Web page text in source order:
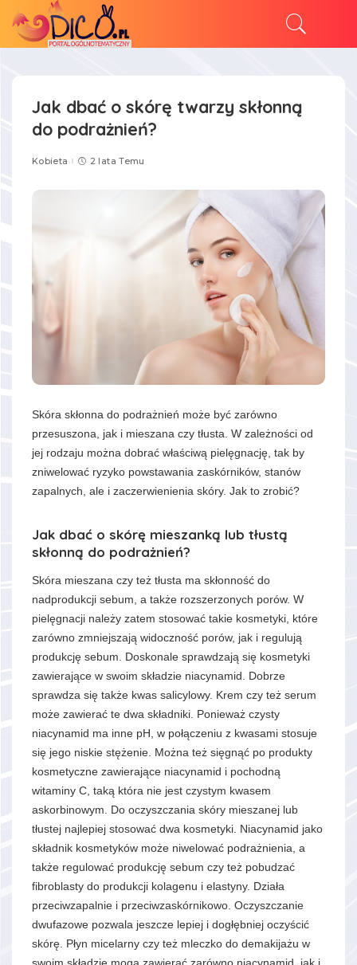
Jak dbać o skórę twarzy skłonną
do podrażnień?
Kobieta 2 lata Temu
Skóra skłonna do podrażnień może być zarówno
przesuszona, jak i mieszana czy tłusta. W zależności od
jej rodzaju można dobrać właściwą pielęgnację, tak by
zniwelować ryzyko powstawania zaskórników, stanów
zapalnych, ale i zaczerwienienia skóry. Jak to zrobić?
Jak dbać o skórę mieszanką lub tłustą
skłonną do podrażnień?
Skóra mieszana czy też tłusta ma skłonność do
nadprodukcji sebum, a także rozszerzonych porów. W
pielęgnacji należy zatem stosować takie kosmetyki, które
zarówno zmniejszają widoczność porów, jak i regulują
produkcję sebum. Doskonale sprawdzają się kosmetyki
zawierające w swoim składzie niacynamid. Dobrze
sprawdza się także kwas salicylowy. Krem czy też serum
może zawierać te dwa składniki. Ponieważ czysty
niacynamid ma inne pH, w połączeniu z kwasami stosuje
się jego niskie stężenie. Można też sięgnąć po produkty
kosmetyczne zawierające niacynamid i pochodną
witaminy C, taką która nie jest czystym kwasem
askorbinowym. Do oczyszczania skóry mieszanej lub
tłustej najlepiej stosować dwa kosmetyki. Niacynamid jako
składnik kosmetyków może niwelować podrażnienia, a
także regulować produkcję sebum czy też pobudzać
fibroblasty do produkcji kolagenu i elastyny. Działa
przeciwzapalnie i przeciwzaskórnikowo. Oczyszczanie
dwufazowe pozwala jeszcze lepiej i dogłębniej oczyścić
skórę. Płyn micelarny czy też mleczko do demakijażu w